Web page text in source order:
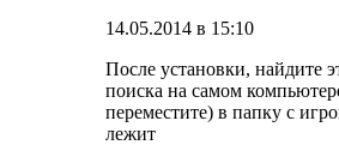
14.05.2014 в 15:10
После установки, найдите
поиска на самом
переместите) в папку с
лежит